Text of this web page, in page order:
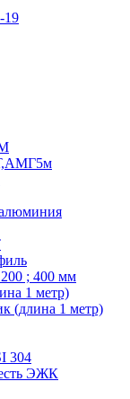
19
; 400 мм
1 метр)
(длина 1 метр)
304
ЭЖК